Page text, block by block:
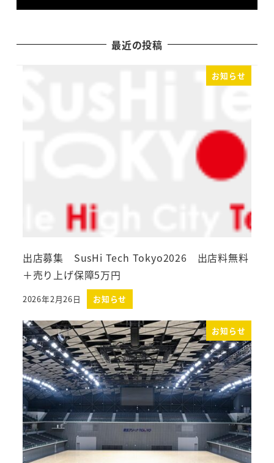
最近の投稿
お知らせ
出店募集 SusHi Tech Tokyo2026 出店料無料
＋売り上げ保障5万円
投稿日
2026年2月26日 お知らせ
お知らせ